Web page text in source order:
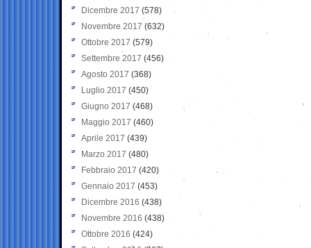
Dicembre 2017 (578)
Novembre 2017 (632)
Ottobre 2017 (579)
Settembre 2017 (456)
Agosto 2017 (368)
Luglio 2017 (450)
Giugno 2017 (468)
Maggio 2017 (460)
Aprile 2017 (439)
Marzo 2017 (480)
Febbraio 2017 (420)
Gennaio 2017 (453)
Dicembre 2016 (438)
Novembre 2016 (438)
Ottobre 2016 (424)